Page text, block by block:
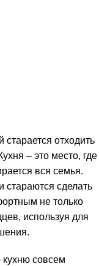
отходить
– это место, где
вся семья.
сделать
не только
используя для
совсем